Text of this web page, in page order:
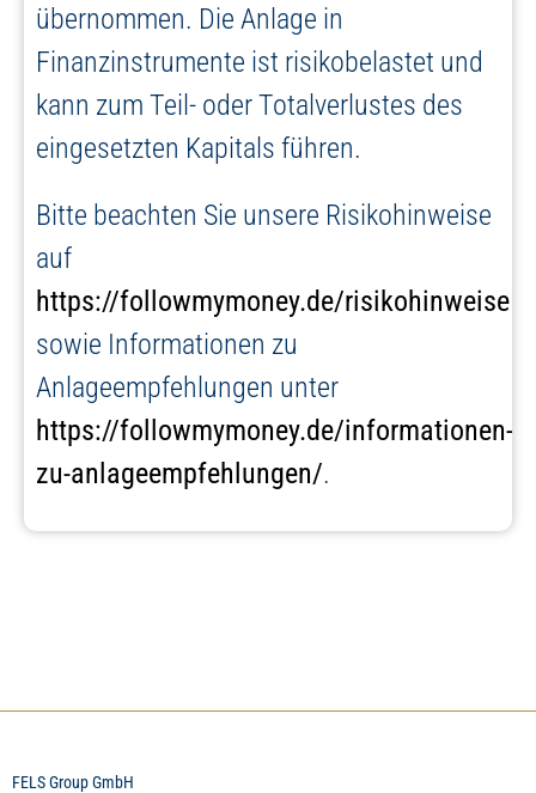
übernommen. Die Anlage in
Finanzinstrumente ist risikobelastet und
kann zum Teil- oder Totalverlustes des
eingesetzten Kapitals führen.
Bitte beachten Sie unsere Risikohinweise
auf
https://followmymoney.de/risikohinweise
sowie Informationen zu
Anlageempfehlungen unter
https://followmymoney.de/informationen-
zu-anlageempfehlungen/.
FELS Group GmbH